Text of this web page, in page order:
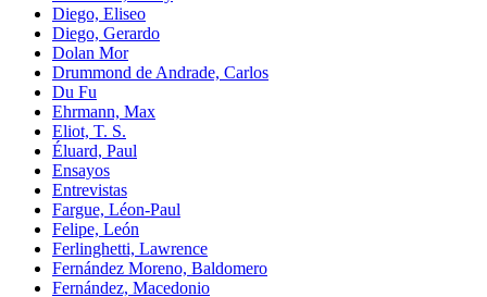
Diego, Eliseo
Diego, Gerardo
Dolan Mor
Drummond de Andrade, Carlos
Du Fu
Ehrmann, Max
Eliot, T. S.
Éluard, Paul
Ensayos
Entrevistas
Fargue, Léon-Paul
Felipe, León
Ferlinghetti, Lawrence
Fernández Moreno, Baldomero
Fernández, Macedonio